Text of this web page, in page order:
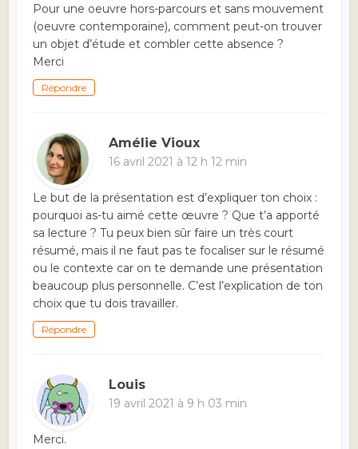
Pour une oeuvre hors-parcours et sans mouvement
(oeuvre contemporaine), comment peut-on trouver
un objet d’étude et combler cette absence ?
Merci
Répondre
Amélie Vioux
16 avril 2021 à 12 h 12 min
Le but de la présentation est d’expliquer ton choix :
pourquoi as-tu aimé cette œuvre ? Que t’a apporté
sa lecture ? Tu peux bien sûr faire un très court
résumé, mais il ne faut pas te focaliser sur le résumé
ou le contexte car on te demande une présentation
beaucoup plus personnelle. C’est l’explication de ton
choix que tu dois travailler.
Répondre
Louis
19 avril 2021 à 9 h 03 min
Merci.